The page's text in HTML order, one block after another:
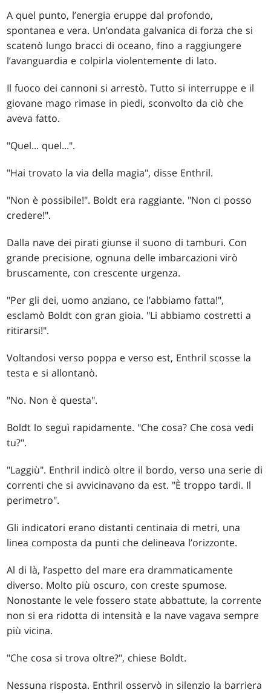
A quel punto, l’energia eruppe dal profondo,
spontanea e vera. Un’ondata galvanica di forza che si
scatenò lungo bracci di oceano, fino a raggiungere
l’avanguardia e colpirla violentemente di lato.
Il fuoco dei cannoni si arrestò. Tutto si interruppe e il
giovane mago rimase in piedi, sconvolto da ciò che
aveva fatto.
"Quel... quel...".
"Hai trovato la via della magia", disse Enthril.
"Non è possibile!". Boldt era raggiante. "Non ci posso
credere!".
Dalla nave dei pirati giunse il suono di tamburi. Con
grande precisione, ognuna delle imbarcazioni virò
bruscamente, con crescente urgenza.
"Per gli dei, uomo anziano, ce l’abbiamo fatta!",
esclamò Boldt con gran gioia. "Li abbiamo costretti a
ritirarsi!".
Voltandosi verso poppa e verso est, Enthril scosse la
testa e si allontanò.
"No. Non è questa".
Boldt lo seguì rapidamente. "Che cosa? Che cosa vedi
tu?".
"Laggiù". Enthril indicò oltre il bordo, verso una serie di
correnti che si avvicinavano da est. "È troppo tardi. Il
perimetro".
Gli indicatori erano distanti centinaia di metri, una
linea composta da punti che delineava l’orizzonte.
Al di là, l’aspetto del mare era drammaticamente
diverso. Molto più oscuro, con creste spumose.
Nonostante le vele fossero state abbattute, la corrente
non si era ridotta di intensità e la nave vagava sempre
più vicina.
"Che cosa si trova oltre?", chiese Boldt.
Nessuna risposta. Enthril osservò in silenzio la barriera